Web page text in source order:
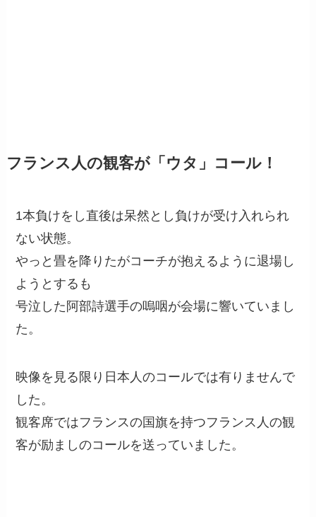
フランス人の観客が「ウタ」コール！
1本負けをし直後は呆然とし負けが受け入れられ
ない状態。
やっと畳を降りたがコーチが抱えるように退場し
ようとするも
号泣した阿部詩選手の嗚咽が会場に響いていまし
た。
映像を見る限り日本人のコールでは有りませんで
した。
観客席ではフランスの国旗を持つフランス人の観
客が励ましのコールを送っていました。